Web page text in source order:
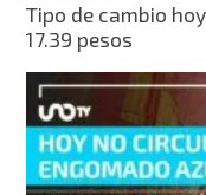
Tipo de cambio
17.39 pesos